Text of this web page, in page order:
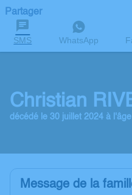
Partager
SMS WhatsApp
Christian
décédé le 30 juillet 2024 à
Message de la